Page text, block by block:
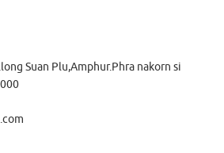
Suan Plu,Amphur.Phra nakorn si